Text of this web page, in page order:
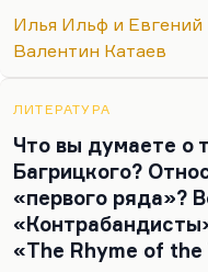
интереснее в том
очень разгоняется.
Бендер один из
Что касается Ильфа
Применительно к
трех вещах: во-
сказал,
конечно,
Илья Ильф и Евгений
Валентин Катаев
ЛИТЕРАТУРА
Что вы думаете о
Багрицкого?
«первого ряда»?
«The Rhyme of